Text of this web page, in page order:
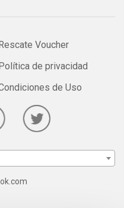
Rescate Voucher
Política de privacidad
de Uso